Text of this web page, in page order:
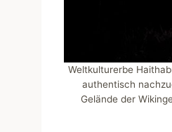
Weltkulturerbe
authentisch
Gelände der